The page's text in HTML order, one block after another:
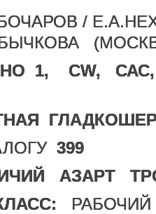
/
1, CW,
399
АЗАРТ
РАБОЧИЙ